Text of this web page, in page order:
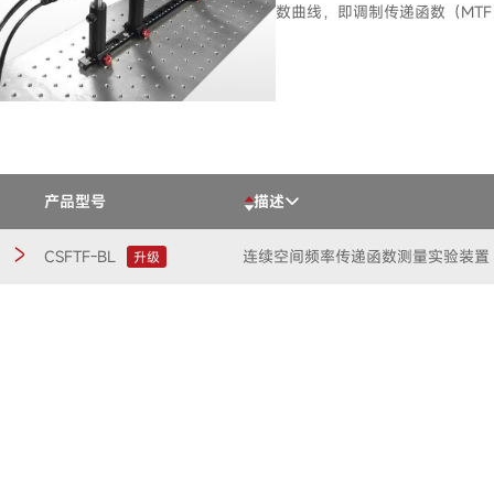
数曲线，即调制传递函数（
产品型号 描述
CSFTF-BL 升级 连续空间频率传递函数测量实验装置